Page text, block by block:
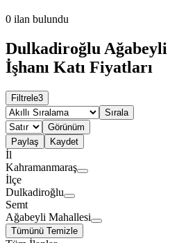
0 ilan bulundu
Dulkadiroğlu Ağabeyli
İşhanı Katı Fiyatları
Filtrele3
Sırala
Görünüm
Paylaş
Kaydet
İl
Kahramanmaraş
İlçe
Dulkadiroğlu
Semt
Ağabeyli Mahallesi
Tümünü Temizle